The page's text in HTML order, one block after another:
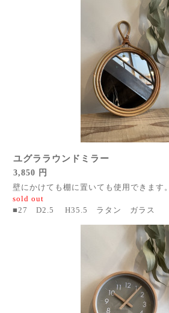
ユグララウンドミラー
3,850 円
壁にかけても棚に置いても使用できます。
sold out
■27 D2.5 H35.5 ラタン ガラス